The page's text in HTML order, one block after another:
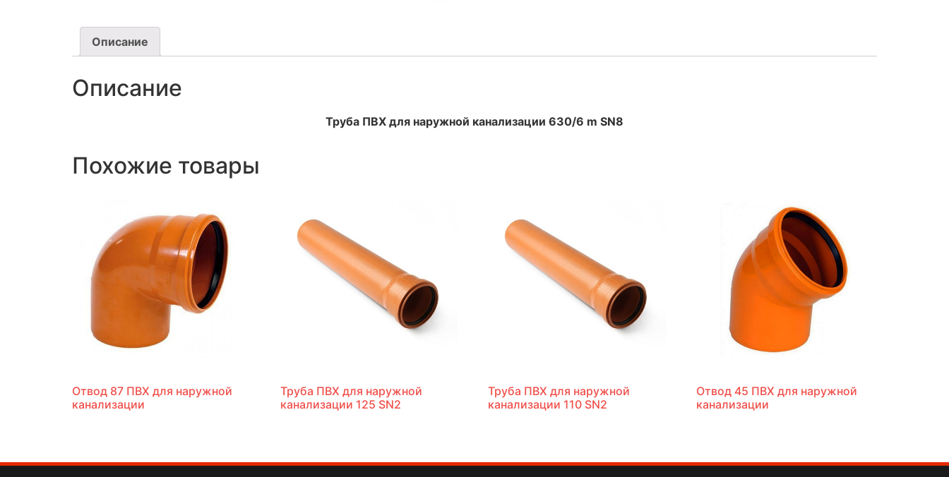
Описание
Описание
Труба ПВХ для наружной канализации 630/6 m SN8
Похожие товары
Отвод 87 ПВХ для наружной
канализации
Труба ПВХ для наружной
канализации 125 SN2
Труба ПВХ для наружной
канализации 110 SN2
Отвод 45 ПВХ для наружной
канализации